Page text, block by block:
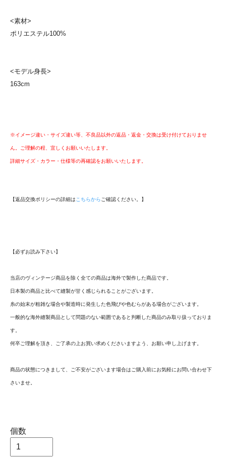
<素材>
ポリエステル100%
<モデル身長>
163cm
※イメージ違い・サイズ違い等、不良品以外の返品・返金・交換は受け付けておりませ
ん。ご理解の程、宜しくお願いいたします。
詳細サイズ・カラー・仕様等の再確認をお願いいたします。
【返品交換ポリシーの詳細は こちらから ご確認ください。】
【必ずお読み下さい】
当店のヴィンテージ商品を除く全ての商品は海外で製作した商品です。
日本製の商品と比べて縫製が甘く感じられることがございます。
糸の始末が粗雑な場合や製造時に発生した色飛びや色むらがある場合がございます。
一般的な海外縫製商品として問題のない範囲であると判断した商品のみ取り扱っておりま
す。
何卒ご理解を頂き、ご了承の上お買い求めくださいますよう、お願い申し上げます。
商品の状態につきまして、ご不安がございます場合はご購入前にお気軽にお問い合わせ下
さいませ。
個数